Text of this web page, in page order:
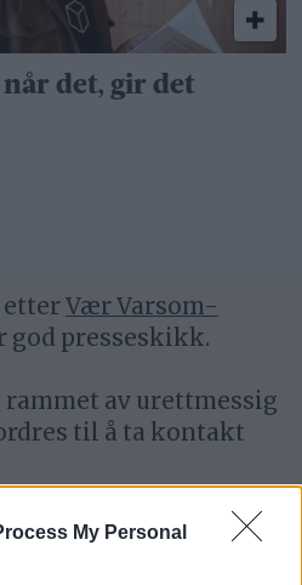
My Personal
det, gir det
etterVær Varsom-
god presseskikk.
rammet av urettmessig
til å ta kontakt
(PFU) er et
klager mot